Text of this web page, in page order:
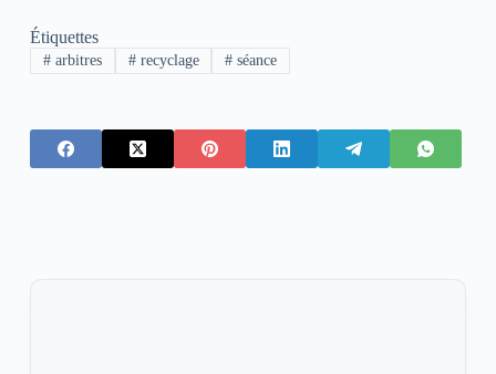
Étiquettes
#arbitres #recyclage # séance